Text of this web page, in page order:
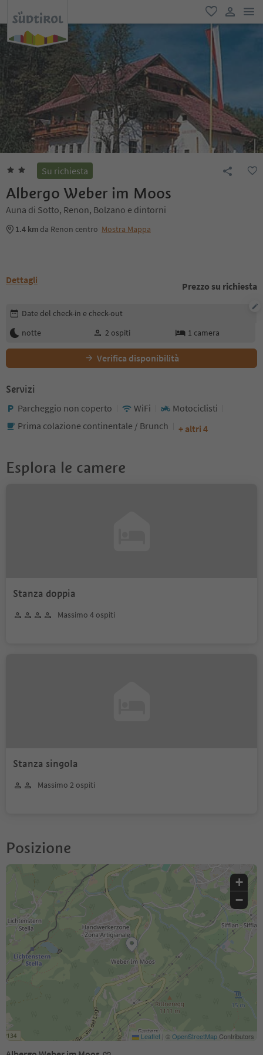
favoriti
user link
Su richiesta
Albergo Weber im Moos
Auna di Sotto, Renon, Bolzano e dintorni
1.4 km da Renon centro Mostra Mappa
Dettagli
Prezzo su richiesta
Modifica i dettagli della prenotazione
Date del check-in e check-out
notte
2 ospiti 1 camera
Verifica disponibilità
Servizi
Parcheggio non coperto WiFi
Motociclisti
Prima colazione continentale / Brunch
+ altri 4
Esplora le camere
Stanza doppia
Massimo 4 ospiti
Stanza singola
Massimo 2 ospiti
Posizione
+
−
Leaflet | ©OpenStreetMapContributors